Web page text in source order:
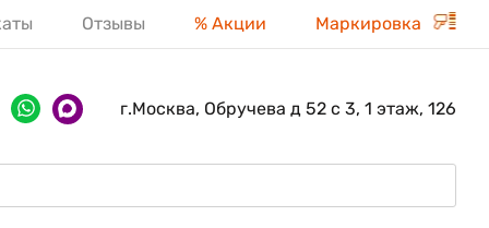
Отзывы % Акции Маркировка
г.Москва, Обручева д 52 с 3, 1 этаж, 126